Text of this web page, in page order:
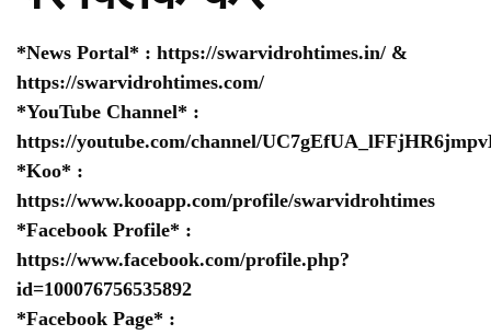
*News Portal* : https://swarvidrohtimes.in/ &
https://swarvidrohtimes.com/
*YouTube Channel* :
https://youtube.com/channel/
*Koo* :
https://www.kooapp.com/profile/swarvidrohtimes
*Facebook Profile* :
https://www.facebook.com/profile.php?
id=100076756535892
*Facebook Page* :